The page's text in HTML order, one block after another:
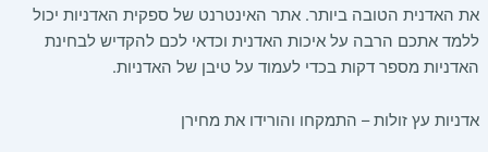
את האדנית הטובה ביותר. אתר האינטרנט של ספקית האדניות יכול
ללמד אתכם הרבה על איכות האדנית וכדאי לכם להקדיש לבחינת
האדניות מספר דקות בכדי לעמוד על טיבן של האדניות.
אדניות עץ זולות – התמקחו והורידו את מחירן